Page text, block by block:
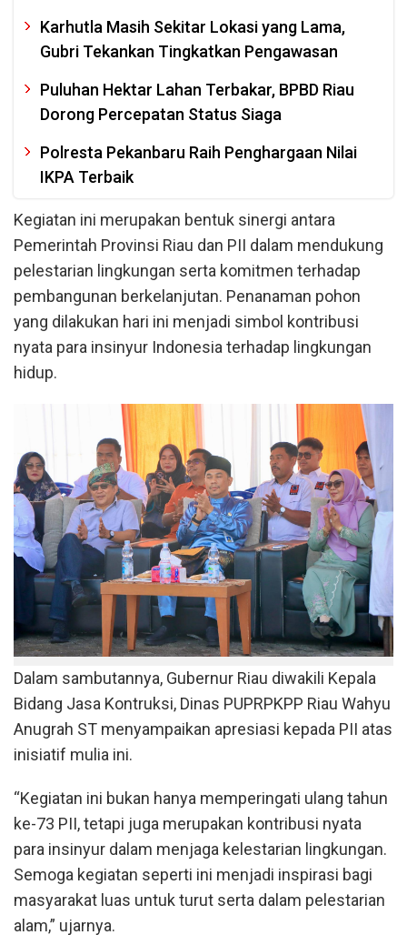
Karhutla Masih Sekitar Lokasi yang Lama,
Gubri Tekankan Tingkatkan Pengawasan
Puluhan Hektar Lahan Terbakar, BPBD Riau
Dorong Percepatan Status Siaga
Polresta Pekanbaru Raih Penghargaan Nilai
IKPA Terbaik
Kegiatan ini merupakan bentuk sinergi antara
Pemerintah Provinsi Riau dan PII dalam mendukung
pelestarian lingkungan serta komitmen terhadap
pembangunan berkelanjutan. Penanaman pohon
yang dilakukan hari ini menjadi simbol kontribusi
nyata para insinyur Indonesia terhadap lingkungan
hidup.
Dalam sambutannya, Gubernur Riau diwakili Kepala
Bidang Jasa Kontruksi, Dinas PUPRPKPP Riau Wahyu
Anugrah ST menyampaikan apresiasi kepada PII atas
inisiatif mulia ini.
“Kegiatan ini bukan hanya memperingati ulang tahun
ke-73 PII, tetapi juga merupakan kontribusi nyata
para insinyur dalam menjaga kelestarian lingkungan.
Semoga kegiatan seperti ini menjadi inspirasi bagi
masyarakat luas untuk turut serta dalam pelestarian
alam,” ujarnya.